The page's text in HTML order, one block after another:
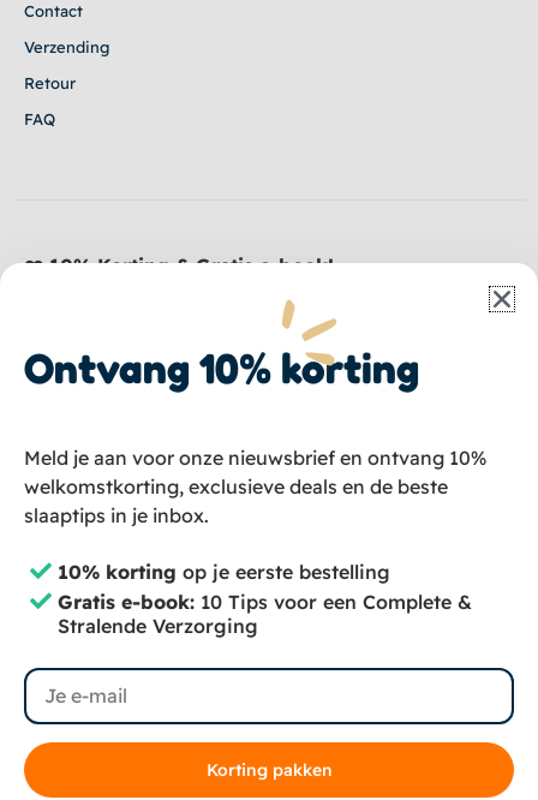
Contact
Verzending
Retour
FAQ
I
n
s
t
g
F
a
e
o
o
T
i
t
k
Copyright © 2024 – Groomzo
Algemene Voorwaarden Abonnementen
Sitemap
❤️ 10% Korting & Gratis e-book!
Schrijf je in en ontvang korting, plus ons e-book:
10
Tips voor een complete hondenverzorging
helemaal
. Rechtstreeks in je inbox!
💌 Aanmelden
Ontvang 10% korting
Meld je aan voor onze nieuwsbrief en ontvang 10%
welkomstkorting, exclusieve deals en de beste
slaaptips in je inbox.
10% korting op je eerste bestelling
Gratis e-book: 10 Tips voor een Complete &
Stralende Verzorging
Email
Korting pakken